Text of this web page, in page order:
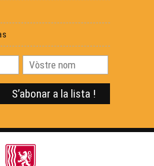
Bedós
deus toristas ?